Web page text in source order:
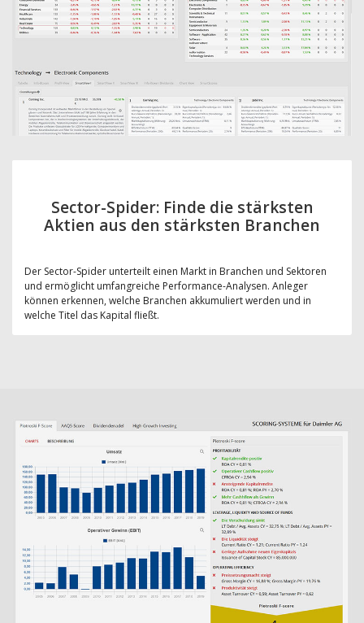
Sector-Spider: Finde die stärksten
Aktien aus den stärksten Branchen
Der Sector-Spider unterteilt einen Markt in Branchen und Sektoren
und ermöglicht umfangreiche Performance-Analysen. Anleger
können erkennen, welche Branchen akkumuliert werden und in
welche Titel das Kapital fließt.